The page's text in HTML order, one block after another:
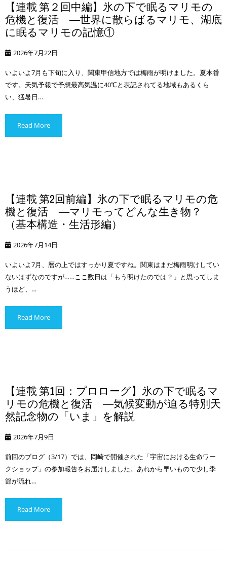
【連載 第２回中編】氷の下で眠るマリモの
危機と復活 ―世界に散らばるマリモ、湖底
に眠るマリモの記憶①
2026年7月22日
いよいよ7月も下旬に入り、関東甲信地方では梅雨が明けました。夏本番
です。天気予報で予想最高気温に40℃と表記されてる地域もあるくら
い、猛暑日…
Read More
【連載 第2回前編】氷の下で眠るマリモの危
機と復活 ―マリモってどんな生き物？
（基本構造・生活形編）
2026年7月14日
いよいよ7月、暦の上ではすっかり夏ですね。関東はまだ梅雨明けしてい
ないはずなのですが……ここ数日は「もう明けたのでは？」と思ってしま
うほど、…
Read More
【連載 第1回：プロローグ】氷の下で眠るマ
リモの危機と復活 ―気候変動が迫る特別天
然記念物の「いま」を解説
2026年7月9日
前回のブログ（3/17）では、岡崎で開催された「宇宙における生命ワー
クショップ」の参加報告をお届けしました。あれから早いもので少し季
節が流れ…
Read More